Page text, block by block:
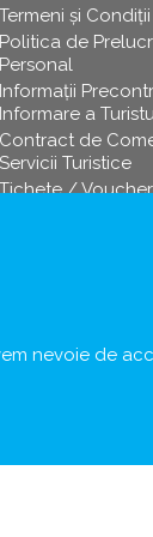
Termeni și
Politica de
Personal
Informații
Informare a
Contract de
Servicii Turistice
Tichete /
nevoie de